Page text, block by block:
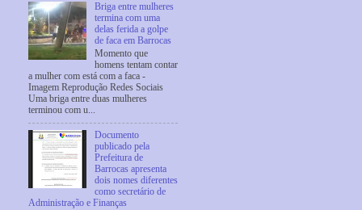
Briga entre mulheres
termina com uma
delas ferida a golpe
de faca em Barrocas
Momento que
homens tentam contar
a mulher com está com a faca -
Imagem Reprodução Redes Sociais
Uma briga entre duas mulheres
terminou com u...
Documento
publicado pela
Prefeitura de
Barrocas apresenta
dois nomes diferentes
como secretário de
Administração e Finanças